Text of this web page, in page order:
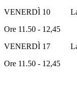
VENERDÌ 10
Ore 11.50 - 12,45
VENERDÌ 17
Ore 11.50 - 12,45